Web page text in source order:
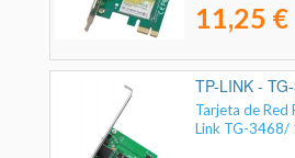
11,25 €
TP-LINK -
Tarjeta de Red
Link TG-3468/